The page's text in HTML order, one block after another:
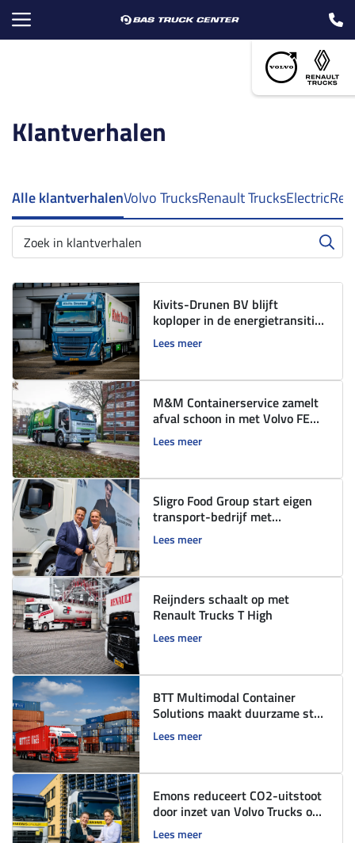
Klantverhalen
Alle klantverhalenVolvo TrucksRenault TrucksElectric
Kivits-Drunen BV blijft
koploper in de energietransitie
met Volvo FH Electric.
Lees meer
M&M Containerservice zamelt
afval schoon in met Volvo FE
Electric
Lees meer
Sligro Food Group start eigen
transport-bedrijf met
elektrische Renault Trucks E-
Tech D Wide
Lees meer
Reijnders schaalt op met
Renault Trucks T High
Lees meer
BTT Multimodal Container
Solutions maakt duurzame stap
met Volvo FM Electric
Lees meer
Emons reduceert CO2-uitstoot
door inzet van Volvo Trucks op
Bio-LNG
Lees meer